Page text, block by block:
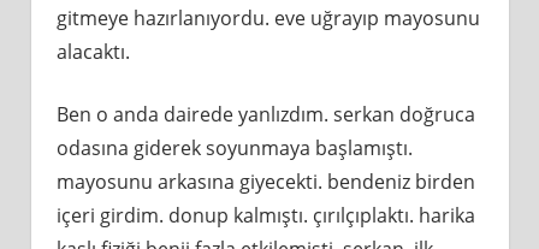
gitmeye hazırlanıyordu. eve uğrayıp mayosunu
alacaktı.
Ben o anda dairede yanlızdım. serkan doğruca
odasına giderek soyunmaya başlamıştı.
mayosunu arkasına giyecekti. bendeniz birden
içeri girdim. donup kalmıştı. çırılçıplaktı. harika